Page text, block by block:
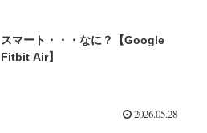
スマート・・・なに？【Google
Fitbit Air】
2026.05.28